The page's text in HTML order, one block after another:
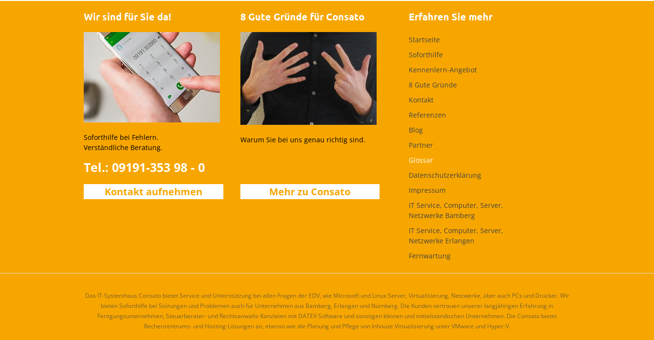
Wir sind für Sie da!
Soforthilfe bei Fehlern.
Verständliche Beratung.
Tel.: 09191-353 98 - 0
Kontakt aufnehmen
8 Gute Gründe für Consato
Warum Sie bei uns genau richtig sind.
Mehr zu Consato
Erfahren Sie mehr
Startseite
Soforthilfe
Kennenlern-Angebot
8 Gute Gründe
Kontakt
Referenzen
Blog
Partner
Glossar
Datenschutzerklärung
Impressum
IT Service, Computer, Server,
Netzwerke Bamberg
IT Service, Computer, Server,
Netzwerke Erlangen
Fernwartung
Das IT-Systemhaus Consato bietet Service und Unterstützung bei allen Fragen der EDV, wie Microsoft und Linux Server, Virtualisierung, Netzwerke, aber auch PCs und Drucker. Wir
bieten Soforthilfe bei Störungen und Problemen auch für Unternehmen aus Bamberg, Erlangen und Nürnberg. Die Kunden vertrauen unserer langjährigen Erfahrung in
Fertigungsunternehmen, Steuerberater- und Rechtsanwalts-Kanzleien mit DATEV Software und sonstigen kleinen und mittelständischen Unternehmen. Die Consato bietet
Rechenzentrums- und Hosting-Lösungen an, ebenso wie die Planung und Pflege von Inhouse Virtualisierung unter VMware und Hyper-V.